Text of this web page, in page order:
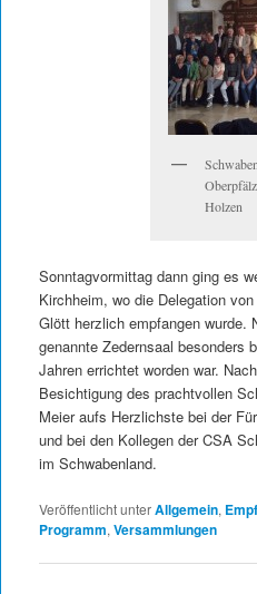
Holzen
Sonntagvormittag dann ging es
Kirchheim, wo die Delegation
Glött herzlich empfangen wurde.
genannte Zedernsaal besonders
Jahren errichtet worden war.
Besichtigung des prachtvollen
Meier aufs Herzlichste bei der
und bei den Kollegen der CSA
im Schwabenland.
Veröffentlicht unterAllgemein,
Programm, Versammlungen